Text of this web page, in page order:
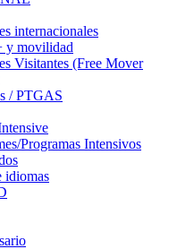
internacionales
y movilidad
Visitantes (Free Mover
/ PTGAS
Programas Intensivos
idiomas